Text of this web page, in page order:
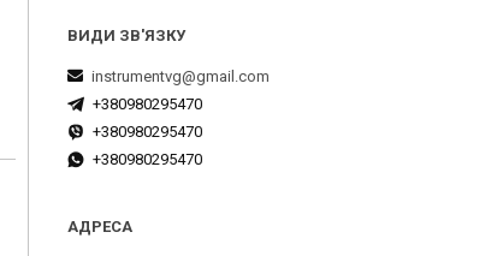
instrumentvg@gmail.com
+380980295470
+380980295470
+380980295470